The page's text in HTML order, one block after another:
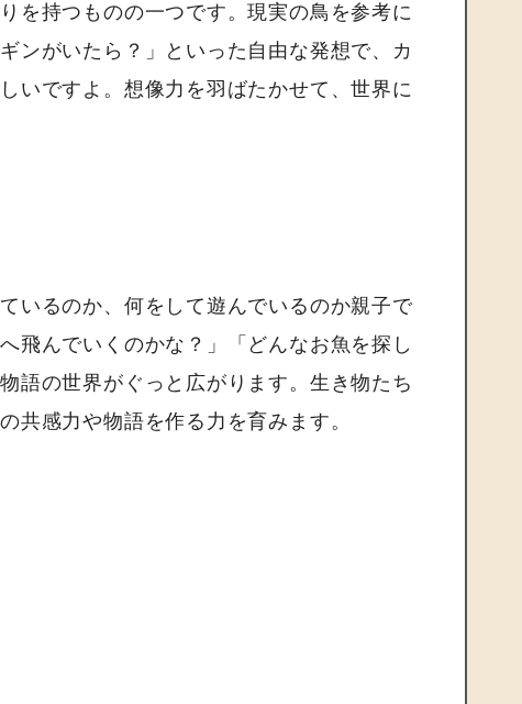
を持つものの一つです。現実の鳥を参考に
ンがいたら？」といった自由な発想で、カ
いですよ。想像力を羽ばたかせて、世界に
いるのか、何をして遊んでいるのか親子で
飛んでいくのかな？」「どんなお魚を探し
語の世界がぐっと広がります。生き物たち
共感力や物語を作る力を育みます。